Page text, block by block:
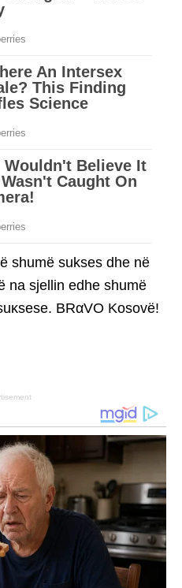
shumë sukses dhe në
na sjellin edhe shumë
BRαVO Kosovë!